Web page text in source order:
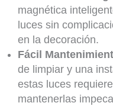
magnética
luces sin
en la decoración.
Fácil
de limpiar y una
estas luces
mantenerlas